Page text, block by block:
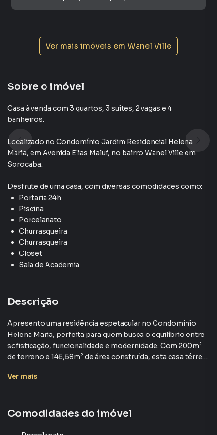
Ver mais imóveis em Wanel Ville
Sobre o imóvel
Casa à venda com 3 quartos, 3 suites, 2 vagas e 4
banheiros.
Localizado no Condomínio Jardim Residencial Helena
Maria, em Avenida Elias Maluf, no bairro Wanel Ville em
Sorocaba.
Desfrute de uma casa, com diversas comodidades como:
Portaria 24h
Piscina
Porcelanato
Churrasqueira
Churrasqueira
Closet
Sala de Academia
Descrição
Apresento uma residência espetacular no Condomínio
Helena Maria, perfeita para quem busca o equilíbrio entre
sofisticação, funcionalidade e modernidade. Com 200m²
de terreno e 145,58m² de área construída, esta casa térrea
proporcionando um ambiente sofisticado e arejado. A
Ver mais
Comodidades do imóvel